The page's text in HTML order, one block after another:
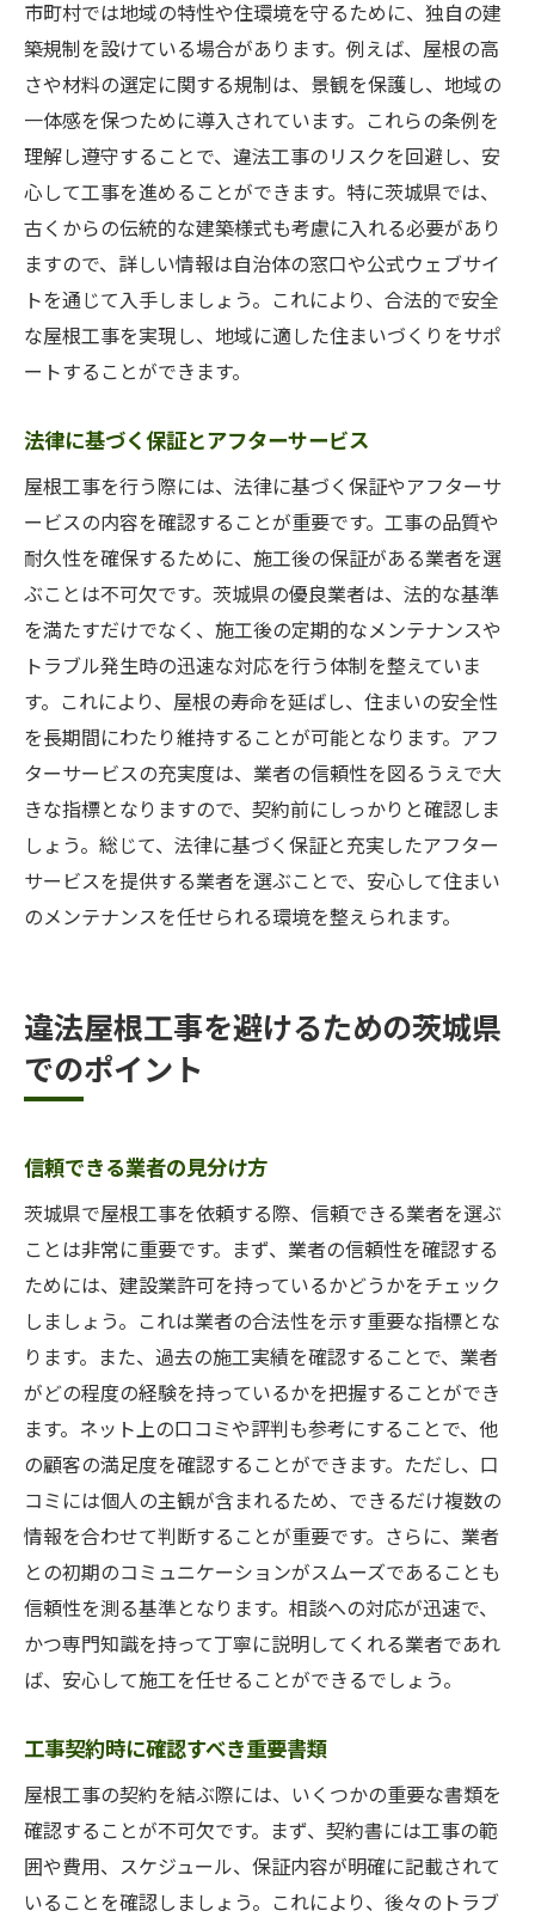
市町村では地域の特性や住環境を守るために、独自の建
築規制を設けている場合があります。例えば、屋根の高
さや材料の選定に関する規制は、景観を保護し、地域の
一体感を保つために導入されています。これらの条例を
理解し遵守することで、違法工事のリスクを回避し、安
心して工事を進めることができます。特に茨城県では、
古くからの伝統的な建築様式も考慮に入れる必要があり
ますので、詳しい情報は自治体の窓口や公式ウェブサイ
トを通じて入手しましょう。これにより、合法的で安全
な屋根工事を実現し、地域に適した住まいづくりをサポ
ートすることができます。
法律に基づく保証とアフターサービス
屋根工事を行う際には、法律に基づく保証やアフターサ
ービスの内容を確認することが重要です。工事の品質や
耐久性を確保するために、施工後の保証がある業者を選
ぶことは不可欠です。茨城県の優良業者は、法的な基準
を満たすだけでなく、施工後の定期的なメンテナンスや
トラブル発生時の迅速な対応を行う体制を整えていま
す。これにより、屋根の寿命を延ばし、住まいの安全性
を長期間にわたり維持することが可能となります。アフ
ターサービスの充実度は、業者の信頼性を図るうえで大
きな指標となりますので、契約前にしっかりと確認しま
しょう。総じて、法律に基づく保証と充実したアフター
サービスを提供する業者を選ぶことで、安心して住まい
のメンテナンスを任せられる環境を整えられます。
違法屋根工事を避けるための茨城県
でのポイント
信頼できる業者の見分け方
茨城県で屋根工事を依頼する際、信頼できる業者を選ぶ
ことは非常に重要です。まず、業者の信頼性を確認する
ためには、建設業許可を持っているかどうかをチェック
しましょう。これは業者の合法性を示す重要な指標とな
ります。また、過去の施工実績を確認することで、業者
がどの程度の経験を持っているかを把握することができ
ます。ネット上の口コミや評判も参考にすることで、他
の顧客の満足度を確認することができます。ただし、口
コミには個人の主観が含まれるため、できるだけ複数の
情報を合わせて判断することが重要です。さらに、業者
との初期のコミュニケーションがスムーズであることも
信頼性を測る基準となります。相談への対応が迅速で、
かつ専門知識を持って丁寧に説明してくれる業者であれ
ば、安心して施工を任せることができるでしょう。
工事契約時に確認すべき重要書類
屋根工事の契約を結ぶ際には、いくつかの重要な書類を
確認することが不可欠です。まず、契約書には工事の範
囲や費用、スケジュール、保証内容が明確に記載されて
いることを確認しましょう。これにより、後々のトラブ